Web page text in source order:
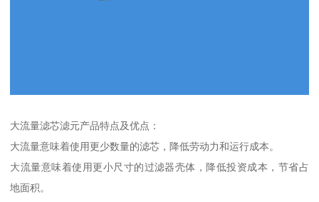
大流量滤芯滤元产品特点及优点：
大流量意味着使用更少数量的滤芯，降低劳动力和运行成本。
大流量意味着使用更小尺寸的过滤器壳体，降低投资成本，节省占
地面积。